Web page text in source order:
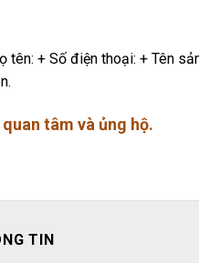
tên: + Số điện thoại: + Tên
tâm và ủng hộ.
TIN